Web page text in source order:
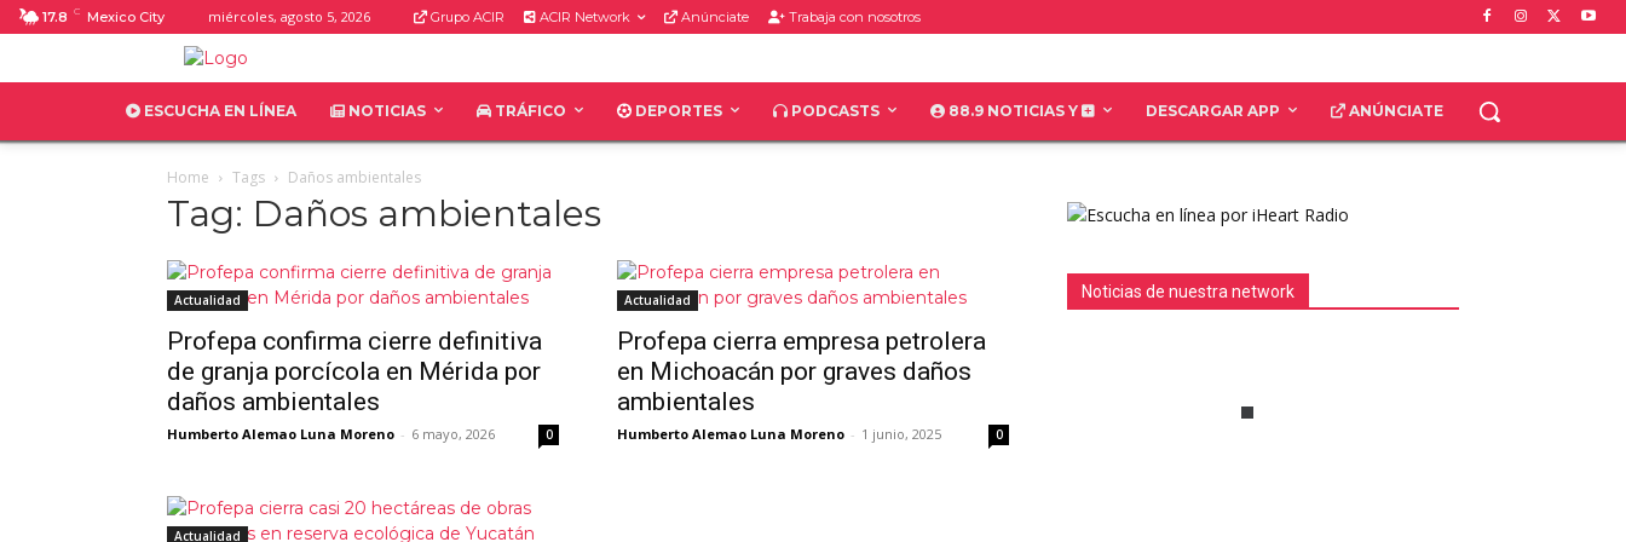
17.8 C Mexico City miércoles, agosto 5, 2026 Grupo ACIR ACIR Network Anúnciate Trabaja con nosotros
ESCUCHA EN LÍNEA NOTICIAS TRÁFICO DEPORTES PODCASTS 88.9 NOTICIAS Y DESCARGAR APP ANÚNCIATE
Home Tags Daños ambientales
Tag: Daños ambientales
Actualidad
Profepa confirma cierre definitiva
de granja porcícola en Mérida por
daños ambientales
Humberto Alemao Luna Moreno - 6 mayo, 2026 0
Actualidad
Profepa cierra empresa petrolera
en Michoacán por graves daños
ambientales
Humberto Alemao Luna Moreno - 1 junio, 2025 0
Actualidad
Noticias de nuestra network